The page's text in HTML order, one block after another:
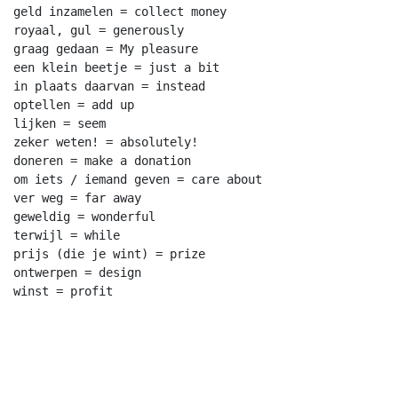
geld inzamelen = collect money
royaal, gul = generously
graag gedaan = My pleasure
een klein beetje = just a bit
in plaats daarvan = instead
optellen = add up
lijken = seem
zeker weten! = absolutely!
doneren = make a donation
om iets / iemand geven = care about
ver weg = far away
geweldig = wonderful
terwijl = while
prijs (die je wint) = prize
ontwerpen = design